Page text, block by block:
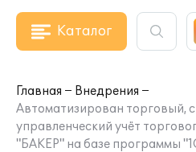
Каталог
Главная
Внедрения
Автоматизирован торговый,
управленческий учёт
"БАКЕР" на базе программы